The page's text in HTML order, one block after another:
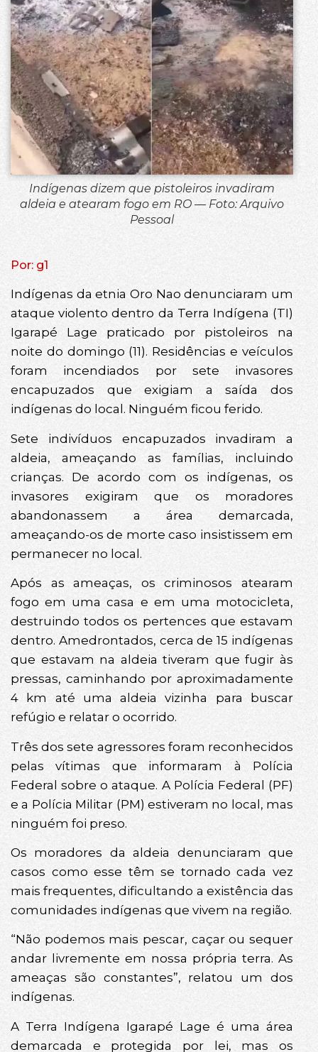
Indígenas dizem que pistoleiros invadiram
aldeia e atearam fogo em RO — Foto: Arquivo
Pessoal
Por: g1
Indígenas da etnia Oro Nao denunciaram um
ataque violento dentro da Terra Indígena (TI)
Igarapé Lage praticado por pistoleiros na
noite do domingo (11). Residências e veículos
foram incendiados por sete invasores
encapuzados que exigiam a saída dos
indígenas do local. Ninguém ficou ferido.
Sete indivíduos encapuzados invadiram a
aldeia, ameaçando as famílias, incluindo
crianças. De acordo com os indígenas, os
invasores exigiram que os moradores
abandonassem a área demarcada,
ameaçando-os de morte caso insistissem em
permanecer no local.
Após as ameaças, os criminosos atearam
fogo em uma casa e em uma motocicleta,
destruindo todos os pertences que estavam
dentro. Amedrontados, cerca de 15 indígenas
que estavam na aldeia tiveram que fugir às
pressas, caminhando por aproximadamente
4 km até uma aldeia vizinha para buscar
refúgio e relatar o ocorrido.
Três dos sete agressores foram reconhecidos
pelas vítimas que informaram à Polícia
Federal sobre o ataque. A Polícia Federal (PF)
e a Polícia Militar (PM) estiveram no local, mas
ninguém foi preso.
Os moradores da aldeia denunciaram que
casos como esse têm se tornado cada vez
mais frequentes, dificultando a existência das
comunidades indígenas que vivem na região.
“Não podemos mais pescar, caçar ou sequer
andar livremente em nossa própria terra. As
ameaças são constantes”, relatou um dos
indígenas.
A Terra Indígena Igarapé Lage é uma área
demarcada e protegida por lei, mas os